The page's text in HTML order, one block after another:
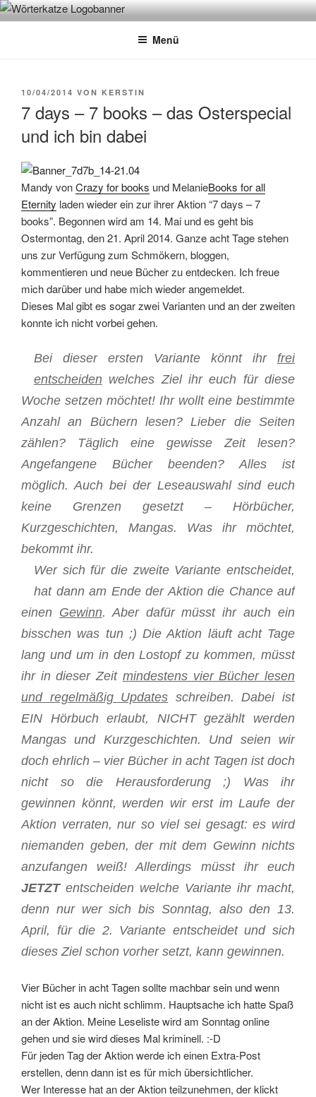
Zum
InhaltWÖRTERKATZE
Von Büchern erzählen
Menü
VERÖFFENTLICHT
10/04/2014 VON KERSTIN
7 days – 7 books – das Osterspecial
und ich bin dabei
Mandy vonCrazy for books und MelanieBooks for all
Eternity laden wieder ein zur ihrer Aktion “7 days – 7
books”. Begonnen wird am 14. Mai und es geht bis
Ostermontag, den 21. April 2014. Ganze acht Tage stehen
uns zur Verfügung zum Schmökern, bloggen,
kommentieren und neue Bücher zu entdecken. Ich freue
mich darüber und habe mich wieder angemeldet.
Dieses Mal gibt es sogar zwei Varianten und an der zweiten
konnte ich nicht vorbei gehen.
Bei dieser ersten Variante könnt ihr frei
entscheiden welches Ziel ihr euch für diese
Woche setzen möchtet! Ihr wollt eine bestimmte
Anzahl an Büchern lesen? Lieber die Seiten
zählen? Täglich eine gewisse Zeit lesen?
Angefangene Bücher beenden? Alles ist
möglich. Auch bei der Leseauswahl sind euch
keine Grenzen gesetzt – Hörbücher,
Kurzgeschichten, Mangas. Was ihr möchtet,
bekommt ihr.
Wer sich für die zweite Variante entscheidet,
hat dann am Ende der Aktion die Chance auf
einen Gewinn. Aber dafür müsst ihr auch ein
bisschen was tun ;) Die Aktion läuft acht Tage
lang und um in den Lostopf zu kommen, müsst
ihr in dieser Zeit mindestens vier Bücher lesen
und regelmäßig Updates schreiben. Dabei ist
EIN Hörbuch erlaubt, NICHT gezählt werden
Mangas und Kurzgeschichten. Und seien wir
doch ehrlich – vier Bücher in acht Tagen ist doch
nicht so die Herausforderung ;) Was ihr
gewinnen könnt, werden wir erst im Laufe der
Aktion verraten, nur so viel sei gesagt: es wird
niemanden geben, der mit dem Gewinn nichts
anzufangen weiß! Allerdings müsst ihr euch
JETZT entscheiden welche Variante ihr macht,
denn nur wer sich bis Sonntag, also den 13.
April, für die 2. Variante entscheidet und sich
dieses Ziel schon vorher setzt, kann gewinnen.
Vier Bücher in acht Tagen sollte machbar sein und wenn
nicht ist es auch nicht schlimm. Hauptsache ich hatte Spaß
an der Aktion. Meine Leseliste wird am Sonntag online
gehen und sie wird dieses Mal kriminell. :-D
Für jeden Tag der Aktion werde ich einen Extra-Post
erstellen, denn dann ist es für mich übersichtlicher.
Wer Interesse hat an der Aktion teilzunehmen, der klickt